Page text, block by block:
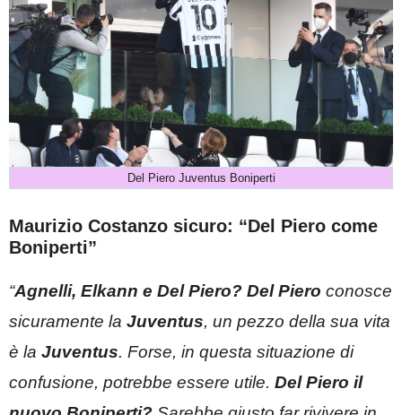
Del Piero Juventus Boniperti
Maurizio Costanzo sicuro: “Del Piero come
Boniperti”
“Agnelli, Elkann e Del Piero? Del Piero conosce
sicuramente la Juventus, un pezzo della sua vita
è la Juventus. Forse, in questa situazione di
confusione, potrebbe essere utile. Del Piero il